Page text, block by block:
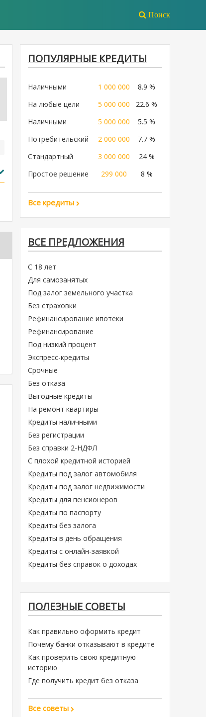
Поиск
ПОПУЛЯРНЫЕ КРЕДИТЫ
Наличными 1 000 000
8.9 %
На любые цели
5 000 000
22.6 %
Наличными
5 000 000
5.5 %
Потребительский
2 000 000
7.7 %
Стандартный
3 000 000
24 %
Простое решение
299 000 8 %
Все кредиты
ВСЕ ПРЕДЛОЖЕНИЯ
С 18 лет
Для самозанятых
Под залог земельного участка
Без страховки
Рефинансирование ипотеки
Рефинансирование
Под низкий процент
Экспресс-кредиты
Срочные
Без отказа
Выгодные кредиты
На ремонт квартиры
Кредиты наличными
Без регистрации
Без справки 2-НДФЛ
С плохой кредитной историей
Кредиты под залог автомобиля
Кредиты под залог недвижимости
Кредиты для пенсионеров
Кредиты по паспорту
Кредиты без залога
Кредиты в день обращения
Кредиты с онлайн-заявкой
Кредиты без справок о доходах
ПОЛЕЗНЫЕ СОВЕТЫ
Как правильно оформить кредит
Почему банки отказывают в кредите
Как проверить свою кредитную
историю
Где получить кредит без отказа
Все советы